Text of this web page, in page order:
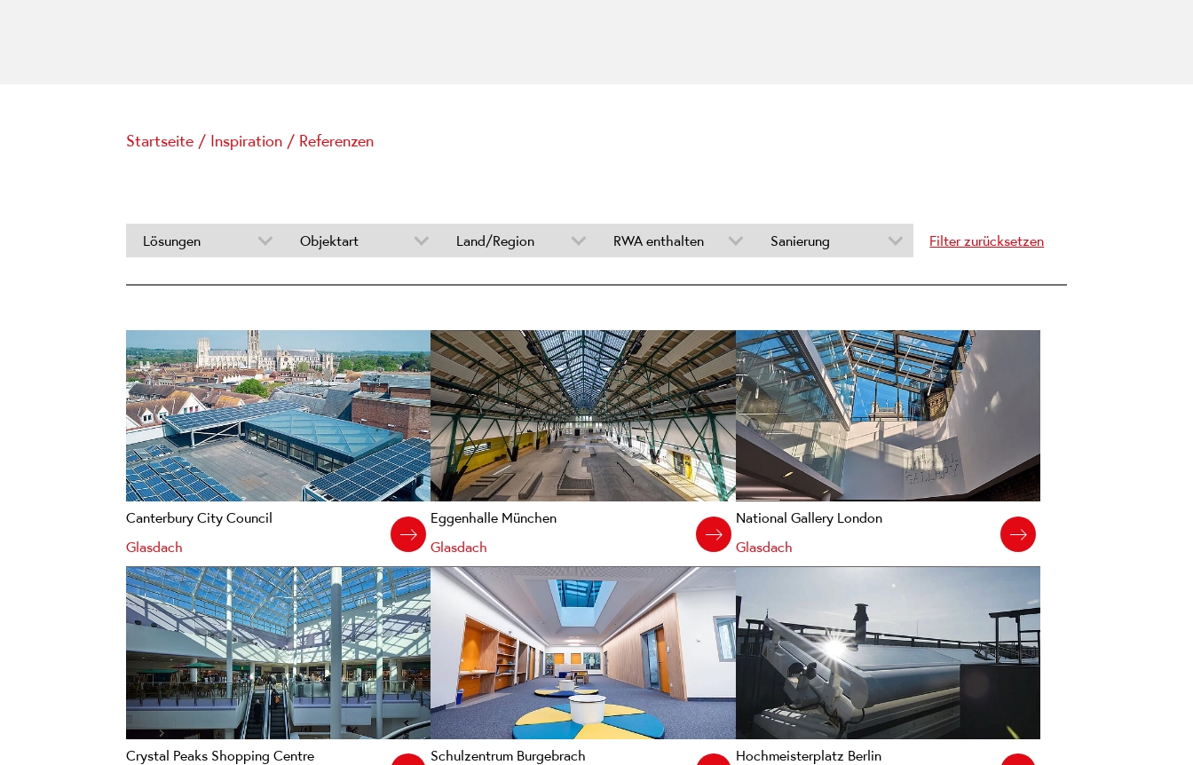
Startseite / Inspiration / Referenzen
Lösungen Objektart Land/Region RWA enthalten Sanierung Filter zurücksetzen
Canterbury City Council
Glasdach
Eggenhalle München
Glasdach
National Gallery London
Glasdach
Crystal Peaks Shopping Centre
Schulzentrum Burgebrach
Hochmeisterplatz Berlin